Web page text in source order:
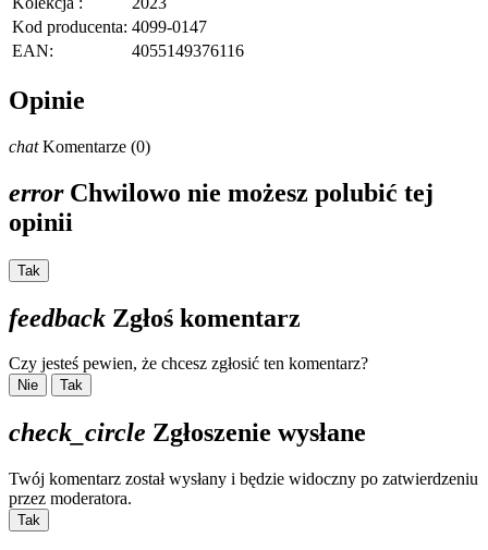
Kod producenta: 4099-0147
EAN:
4055149376116
Opinie
chatKomentarze (0)
errorChwilowo nie możesz polubić tej
opinii
Tak
feedback Zgłoś komentarz
Czy jesteś pewien, że chcesz zgłosić ten komentarz?
Nie Tak
check_circle Zgłoszenie wysłane
Twój komentarz został wysłany i będzie widoczny po zatwierdzeniu
przez moderatora.
Tak